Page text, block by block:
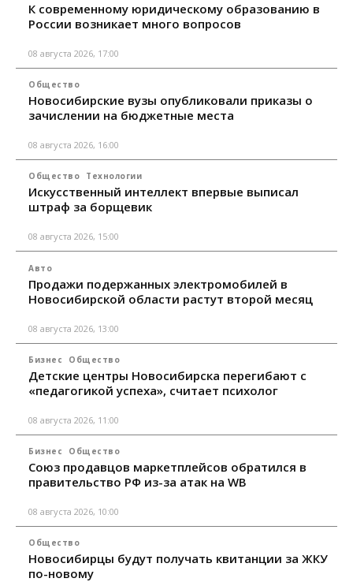
К современному юридическому образованию в
России возникает много вопросов
08 августа 2026, 17:00
Общество
Новосибирские вузы опубликовали приказы о
зачислении на бюджетные места
08 августа 2026, 16:00
Общество Технологии
Искусственный интеллект впервые выписал
штраф за борщевик
08 августа 2026, 15:00
Авто
Продажи подержанных электромобилей в
Новосибирской области растут второй месяц
08 августа 2026, 13:00
Бизнес Общество
Детские центры Новосибирска перегибают с
«педагогикой успеха», считает психолог
08 августа 2026, 11:00
Бизнес Общество
Союз продавцов маркетплейсов обратился в
правительство РФ из-за атак на WB
08 августа 2026, 10:00
Общество
Новосибирцы будут получать квитанции за ЖКУ
по-новому